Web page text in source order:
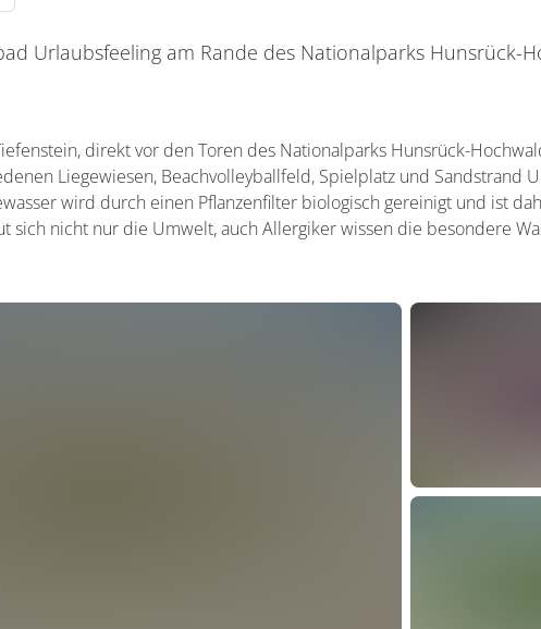
Urlaubsfeeling am Rande des Nationalparks Hunsrück-
direkt vor den Toren des Nationalparks Hunsrück-
Liegewiesen, Beachvolleyballfeld, Spielplatz und Sandstrand
wird durch einen Pflanzenfilter biologisch gereinigt und ist
sich nicht nur die Umwelt, auch Allergiker wissen die besondere